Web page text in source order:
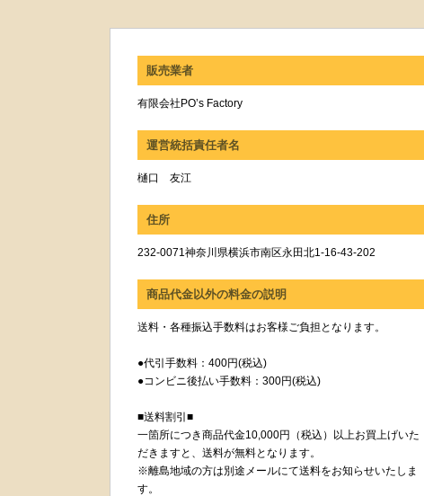
販売業者
有限会社PO’s Factory
運営統括責任者名
樋口 友江
住所
232-0071神奈川県横浜市南区永田北1-16-43-202
商品代金以外の料金の説明
送料・各種振込手数料はお客様ご負担となります。
●代引手数料：400円(税込)
●コンビニ後払い手数料：300円(税込)
■送料割引■
一箇所につき商品代金10,000円（税込）以上お買上げいた
だきますと、送料が無料となります。
※離島地域の方は別途メールにて送料をお知らせいたしま
す。